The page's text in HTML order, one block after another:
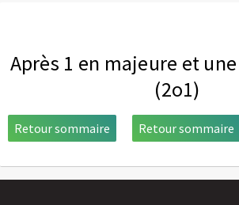
Après 1 en majeure et
(2o1)
Retour sommaire Retour sommaire